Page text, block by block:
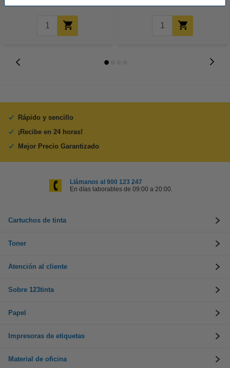
Rápido y sencillo
¡Recibe en 24 horas!
Mejor Precio Garantizado
Llámanos al 900 123 247
En días laborables de 09:00 a 20:00.
Cartuchos de tinta
Toner
Atención al cliente
Sobre 123tinta
Papel
Impresoras de etiquetas
Material de oficina